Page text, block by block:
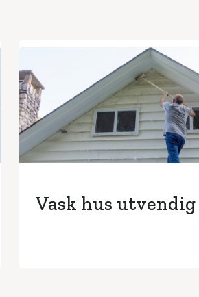
Vask hus utvendig